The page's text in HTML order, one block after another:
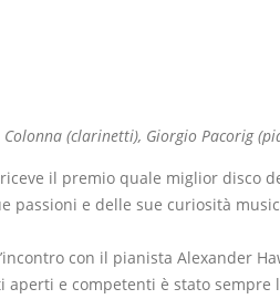
(clarinetti), Giorgio Pacorig
riceve il premio quale miglior disco
passioni e delle sue curiosità
con il pianista Alexander
e competenti è stato